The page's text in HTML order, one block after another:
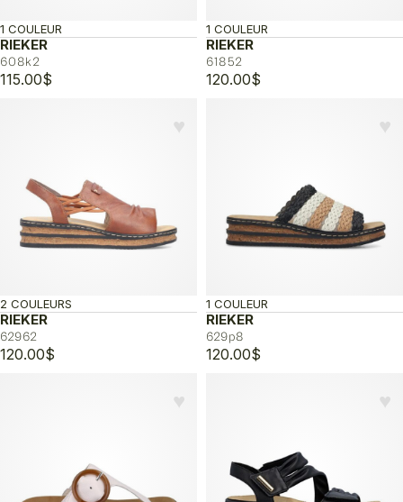
RIEKER
608k2
1 COULEUR
115.00$
RIEKER
61852
1 COULEUR
120.00$
♥︎
RIEKER
62962
2 COULEURS
120.00$
♥︎
RIEKER
629p8
1 COULEUR
120.00$
♥︎ ♥︎